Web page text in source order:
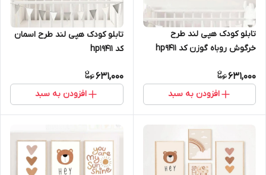
تابلو کودک هپی لند طرح
خرگوش روباه گوزن کد hp9411
631,000
افزودن به سبد
تابلو کودک هپی لند طرح اسمان
کد hp19411
631,000
افزودن به سبد